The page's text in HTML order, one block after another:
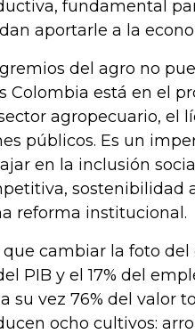
fundamental
aportarle a la
del agro no
Colombia está en el
agropecuario, el
públicos. Es un
en la inclusión
sostenibilidad
reforma institucional.
que cambiar la foto
PIB y el 17% del
su vez 76% del valor
ocho cultivos: